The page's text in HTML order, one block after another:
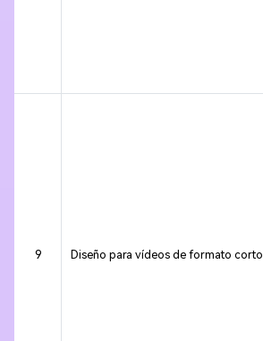
9 Diseño para vídeos de formato corto